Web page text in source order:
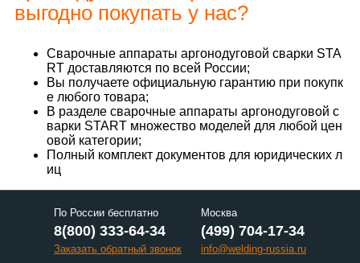
выгодно покупать у нас?
Сварочные аппараты аргонодуговой сварки STA
RT доставляются по всей России;
Вы получаете официальную гарантию при покупк
е любого товара;
В разделе сварочные аппараты аргонодуговой с
варки START множество моделей для любой цен
овой категории;
Полный комплект документов для юридических л
иц
По России бесплатно
8(800) 333-64-34
Заказать обратный звонок
Москва
(499) 704-17-34
info@welding-russia.ru